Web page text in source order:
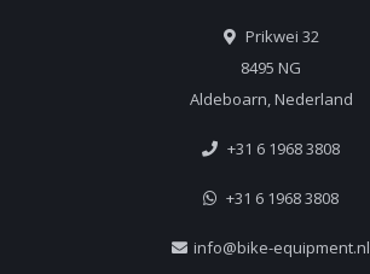
Prikwei 32
8495 NG
Aldeboarn, Nederland
+31 6 1968 3808
+31 6 1968 3808
info@bike-equipment.nl